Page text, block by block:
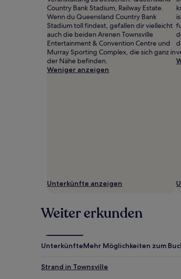
ändern.
Es
können
zusätzliche
Bedingungen
gelten.
Country Bank Stadium, Railway Estate.
Wenn du Queensland Country Bank
Stadium toll findest, gefallen dir vielleicht
auch die beiden Arenen Townsville
Entertainment & Convention Centre und
Murray Sporting Complex, die sich ganz in
der Nähe befinden.
Weniger anzeigen
Unterkünfte anzeigen
Weiter erkunden
UnterkünfteMehr Möglichkeiten zum
Strand in Townsville